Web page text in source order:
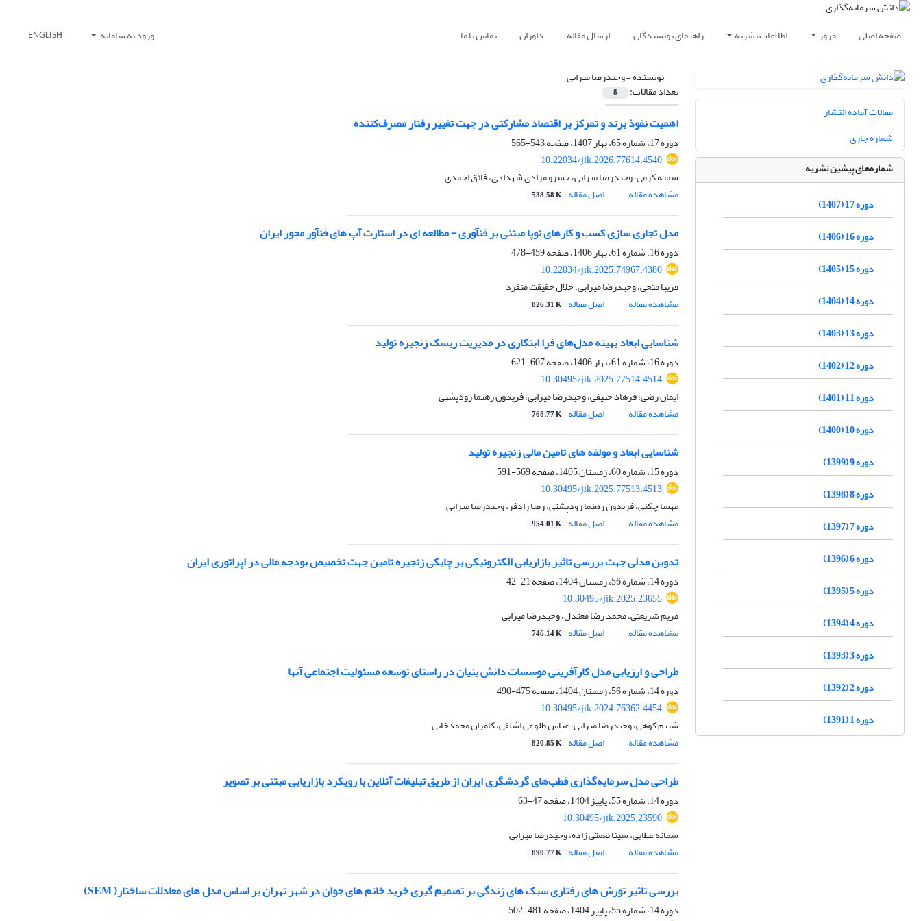
صفحه اصلی مرور اطلاعات نشریه راهنمای نویسندگان ارسال مقاله داوران تماس با ما ورود به سامانه ENGLISH
نویسنده =وحیدرضا میرابی
تعداد مقالات: 8
اهمیت نفوذ برند و تمرکز بر اقتصاد مشارکتی در جهت تغییر رفتار مصرف‌کننده
دوره 17، شماره 65، بهار 1407، صفحه
543-565
10.22034/jik.2026.77614.4540
سمیه کرمی، وحیدرضا میرابی، خسرو مرادی شهدادی، فائق احمدی
مشاهده مقاله
اصل مقاله 538.58 K
مدل تجاری سازی کسب و کارهای نوپا مبتنی بر فنآوری - مطالعه ای در استارت آپ های فنآور محور ایران
دوره 16، شماره 61، بهار 1406، صفحه
459-478
10.22034/jik.2025.74967.4380
فریبا فتحی، وحیدرضا میرابی، جلال حقیقت منفرد
مشاهده مقاله
اصل مقاله 826.31 K
شناسایی ابعاد بهینه مدل‌های فرا ابتکاری در مدیریت ریسک زنجیره تولید
دوره 16، شماره 61، بهار 1406، صفحه
607-621
10.30495/jik.2025.77514.4514
ایمان رضی، فرهاد حنیفی، وحیدرضا میرابی، فریدون رهنما رودپشتی
مشاهده مقاله
اصل مقاله 768.77 K
شناسایی ابعاد و مولفه های تامین مالی زنجیره تولید
دوره 15، شماره 60، زمستان 1405، صفحه
569-591
10.30495/jik.2025.77513.4513
مهسا چکنی، فریدون رهنما رودپشتی، رضا رادفر، وحیدرضا میرابی
مشاهده مقاله
اصل مقاله 954.01 K
تدوین مدلی جهت بررسی تاثیر بازاریابی الکترونیکی بر چابکی زنجیره تامین جهت تخصیص بودجه مالی در اپراتوری ایران
دوره 14، شماره 56، زمستان 1404، صفحه
21-42
10.30495/jik.2025.23655
مریم شریعتی، محمد رضا معتدل، وحیدرضا میرابی
مشاهده مقاله
اصل مقاله 746.14 K
طراحی و ارزیابی مدل کارآفرینی موسسات دانش بنیان در راستای توسعه مسئولیت اجتماعی آنها
دوره 14، شماره 56، زمستان 1404، صفحه
475-490
10.30495/jik.2024.76362.4454
شبنم کوهی، وحیدرضا میرابی، عباس طلوعی اشلقی، کامران محمدخانی
مشاهده مقاله
اصل مقاله 820.85 K
طراحی مدل سرمایه‌گذاری قطب‌های گردشگری ایران از طریق تبلیغات آنلاین با رویکرد بازاریابی مبتنی بر تصویر
دوره 14، شماره 55، پاییز 1404، صفحه
47-63
10.30495/jik.2025.23590
سمانه عطایی، سینا نعمتی زاده، وحیدرضا میرابی
مشاهده مقاله
اصل مقاله 890.77 K
بررسی تاثیر تورش های رفتاری سبک های زندگی بر تصمیم گیری خرید خانم های جوان در شهر تهران بر اساس مدل های معادلات ساختار( SEM)
دوره 14، شماره 55، پاییز 1404، صفحه
481-502
مقالات آماده انتشار
شماره جاری
شماره‌های پیشین نشریه
دوره 17 (1407)
دوره 16 (1406)
دوره 15 (1405)
دوره 14 (1404)
دوره 13 (1403)
دوره 12 (1402)
دوره 11 (1401)
دوره 10 (1400)
دوره 9 (1399)
دوره 8 (1398)
دوره 7 (1397)
دوره 6 (1396)
دوره 5 (1395)
دوره 4 (1394)
دوره 3 (1393)
دوره 2 (1392)
دوره 1 (1391)